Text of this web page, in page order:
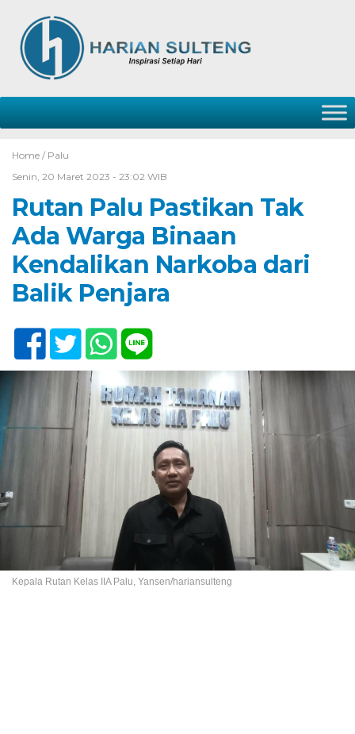
Home / Palu
Senin, 20 Maret 2023 - 23:02 WIB
Rutan Palu Pastikan Tak
Ada Warga Binaan
Kendalikan Narkoba dari
Balik Penjara
Kepala Rutan Kelas IIA Palu, Yansen/hariansulteng